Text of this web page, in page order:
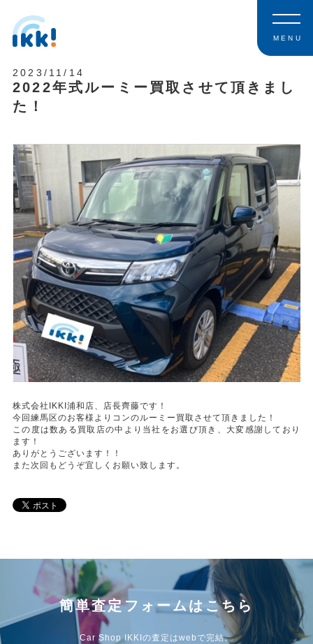
MENU
2023/11/14
2022年式ルーミー買取させて頂きまし
た！
株式会社IKKI浦和店、店長齊藤です！
今回練馬区のお客様よりコンのルーミー買取させて頂きました！
この度は数ある買取店の中より当社をお選び頂き、大変感謝しており
ます！
ありがとうございます！！
また次回もどうぞ宜しくお願い致します。
簡単査定フォームはこちら
Car Shop IKKIの査定はwebで完結。